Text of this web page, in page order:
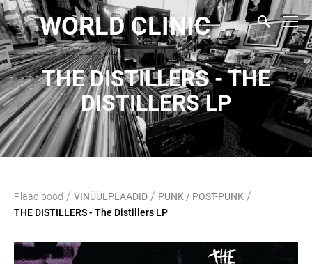
WORLD CLINIC
THE DISTILLERS - THE
DISTILLERS LP
Plaadipood / VINÜÜLPLAADID / PUNK / POST-PUNK /
THE DISTILLERS - The Distillers LP